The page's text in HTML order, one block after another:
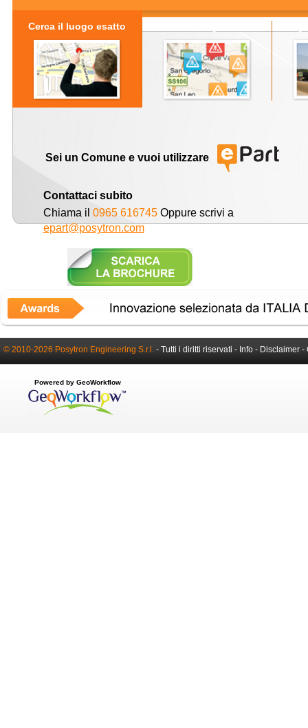
Cerca il luogo esatto
Sei un Comune e vuoi utilizzare
Contattaci subito
Chiama il 0965 616745Oppure scrivi a
epart@posytron.com
© 2010-2026 Posytron Engineering S.r.l. - Tutti i diritti riservati - Info - Disclaimer -
Powered by GeoWorkflow